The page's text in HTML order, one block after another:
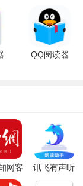
读器4.09免
费版
QQ阅读器
网客
端
讯飞有声听
书神器